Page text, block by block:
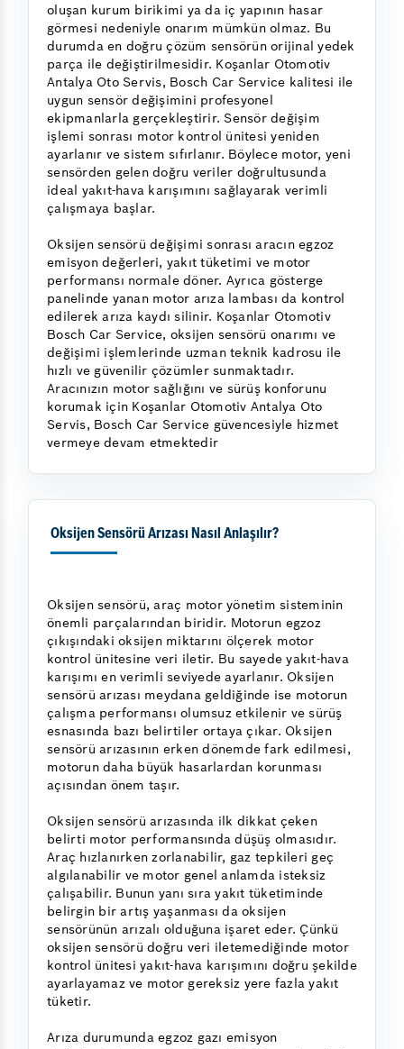
oluşan kurum birikimi ya da iç yapının hasar
görmesi nedeniyle onarım mümkün olmaz. Bu
durumda en doğru çözüm sensörün orijinal yedek
parça ile değiştirilmesidir. Koşanlar Otomotiv
Antalya Oto Servis, Bosch Car Service kalitesi ile
uygun sensör değişimini profesyonel
ekipmanlarla gerçekleştirir. Sensör değişim
işlemi sonrası motor kontrol ünitesi yeniden
ayarlanır ve sistem sıfırlanır. Böylece motor, yeni
sensörden gelen doğru veriler doğrultusunda
ideal yakıt-hava karışımını sağlayarak verimli
çalışmaya başlar.
Oksijen sensörü değişimi sonrası aracın egzoz
emisyon değerleri, yakıt tüketimi ve motor
performansı normale döner. Ayrıca gösterge
panelinde yanan motor arıza lambası da kontrol
edilerek arıza kaydı silinir. Koşanlar Otomotiv
Bosch Car Service, oksijen sensörü onarımı ve
değişimi işlemlerinde uzman teknik kadrosu ile
hızlı ve güvenilir çözümler sunmaktadır.
Aracınızın motor sağlığını ve sürüş konforunu
korumak için Koşanlar Otomotiv Antalya Oto
Servis, Bosch Car Service güvencesiyle hizmet
vermeye devam etmektedir
Oksijen Sensörü Arızası Nasıl Anlaşılır?
Oksijen sensörü, araç motor yönetim sisteminin
önemli parçalarından biridir. Motorun egzoz
çıkışındaki oksijen miktarını ölçerek motor
kontrol ünitesine veri iletir. Bu sayede yakıt-hava
karışımı en verimli seviyede ayarlanır. Oksijen
sensörü arızası meydana geldiğinde ise motorun
çalışma performansı olumsuz etkilenir ve sürüş
esnasında bazı belirtiler ortaya çıkar. Oksijen
sensörü arızasının erken dönemde fark edilmesi,
motorun daha büyük hasarlardan korunması
açısından önem taşır.
Oksijen sensörü arızasında ilk dikkat çeken
belirti motor performansında düşüş olmasıdır.
Araç hızlanırken zorlanabilir, gaz tepkileri geç
algılanabilir ve motor genel anlamda isteksiz
çalışabilir. Bunun yanı sıra yakıt tüketiminde
belirgin bir artış yaşanması da oksijen
sensörünün arızalı olduğuna işaret eder. Çünkü
oksijen sensörü doğru veri iletemediğinde motor
kontrol ünitesi yakıt-hava karışımını doğru şekilde
ayarlayamaz ve motor gereksiz yere fazla yakıt
tüketir.
Arıza durumunda egzoz gazı emisyon